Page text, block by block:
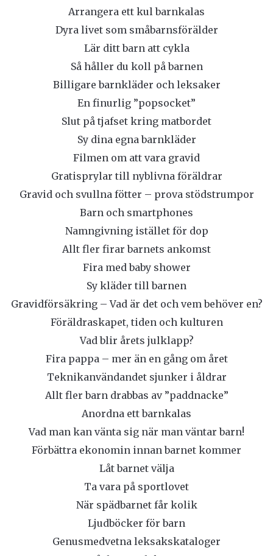
Arrangera ett kul barnkalas
Dyra livet som småbarnsförälder
Lär ditt barn att cykla
Så håller du koll på barnen
Billigare barnkläder och leksaker
En finurlig ”popsocket”
Slut på tjafset kring matbordet
Sy dina egna barnkläder
Filmen om att vara gravid
Gratisprylar till nyblivna föräldrar
Gravid och svullna fötter – prova stödstrumpor
Barn och smartphones
Namngivning istället för dop
Allt fler firar barnets ankomst
Fira med baby shower
Sy kläder till barnen
Gravidförsäkring – Vad är det och vem behöver en?
Föräldraskapet, tiden och kulturen
Vad blir årets julklapp?
Fira pappa – mer än en gång om året
Teknikanvändandet sjunker i åldrar
Allt fler barn drabbas av ”paddnacke”
Anordna ett barnkalas
Vad man kan vänta sig när man väntar barn!
Förbättra ekonomin innan barnet kommer
Låt barnet välja
Ta vara på sportlovet
När spädbarnet får kolik
Ljudböcker för barn
Genusmedvetna leksakskataloger